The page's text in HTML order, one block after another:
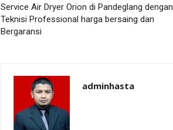
Service Air Dryer Orion di Pandeglang dengan
Teknisi Professional harga bersaing dan
Bergaransi
adminhasta